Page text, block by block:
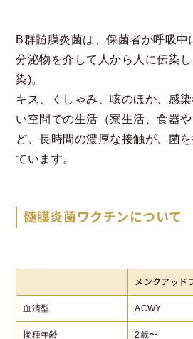
B群髄膜炎菌は、保菌者が呼吸中
分泌物を介して人から人に伝染
染)。
キス、くしゃみ、咳のほか、感
い空間での生活（寮生活、食器
ど、長時間の濃厚な接触が、菌
ています。
髄膜炎菌ワクチンについて
メンクアッド
血清型 ACWY
接種年齢 2歳〜